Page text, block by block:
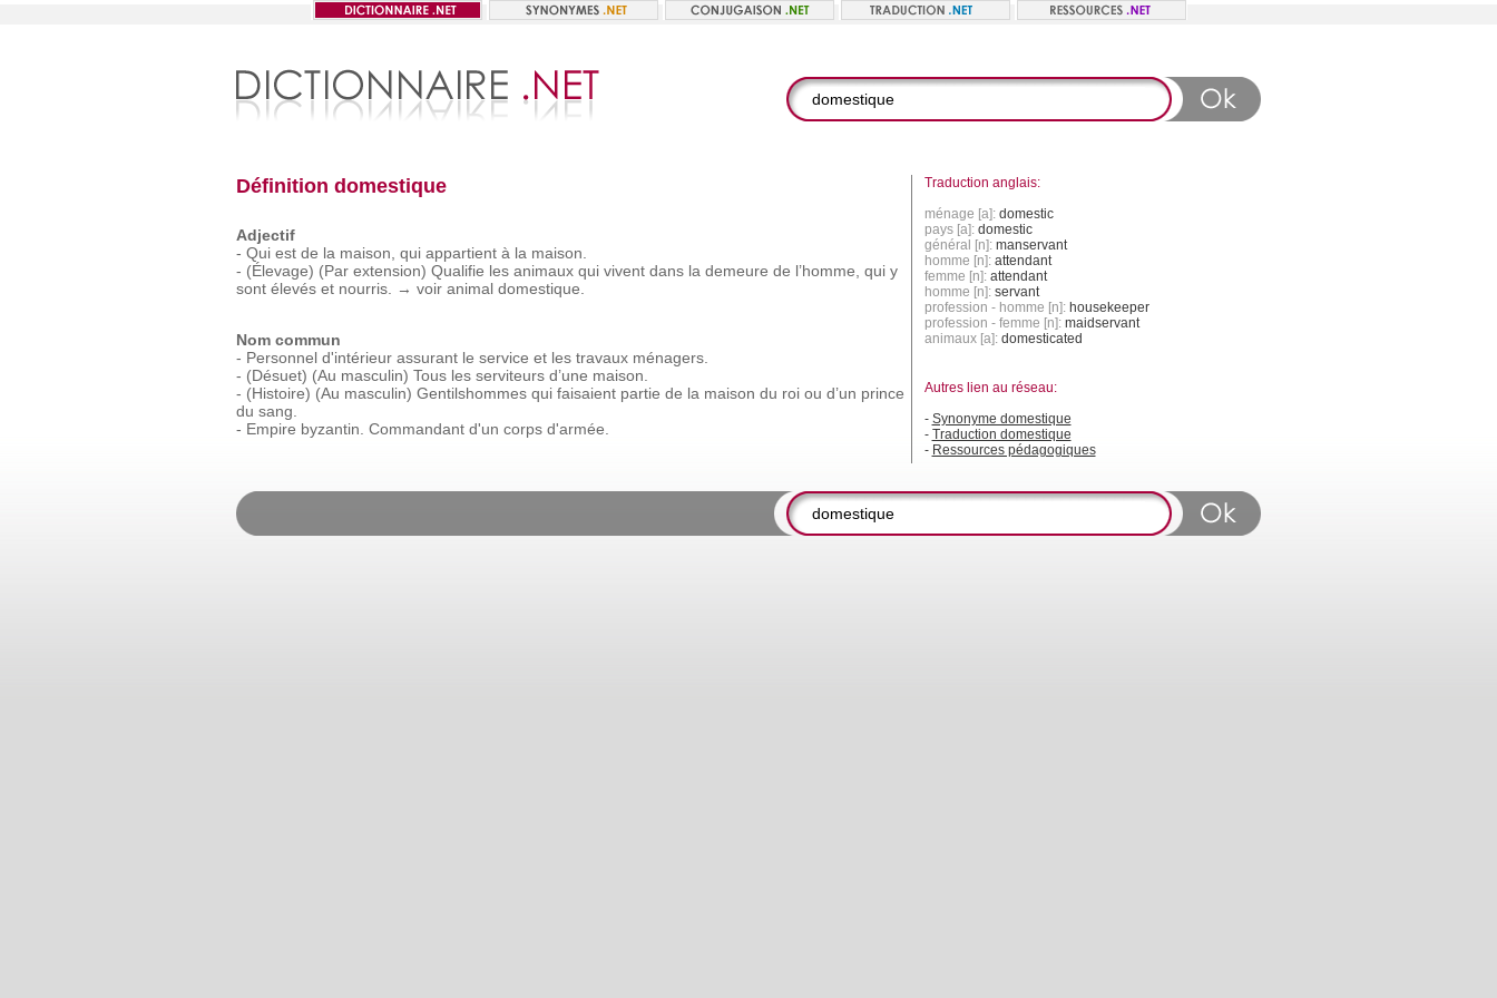
Définition domestique
Adjectif
- Qui est de la maison, qui appartient à la maison.
- (Élevage) (Par extension) Qualifie les animaux qui vivent dans la demeure de l’homme, qui y
sont élevés et nourris. → voir animal domestique.
Nom commun
- Personnel d'intérieur assurant le service et les travaux ménagers.
- (Désuet) (Au masculin) Tous les serviteurs d’une maison.
- (Histoire) (Au masculin) Gentilshommes qui faisaient partie de la maison du roi ou d’un prince
du sang.
- Empire byzantin. Commandant d'un corps d'armée.
Traduction anglais:
ménage [a]: domestic
pays [a]: domestic
général [n]: manservant
homme [n]: attendant
femme [n]: attendant
homme [n]: servant
profession - homme [n]: housekeeper
profession - femme [n]: maidservant
animaux [a]: domesticated
Autres lien au réseau:
- Synonyme domestique
- Traduction domestique
- Ressources pédagogiques